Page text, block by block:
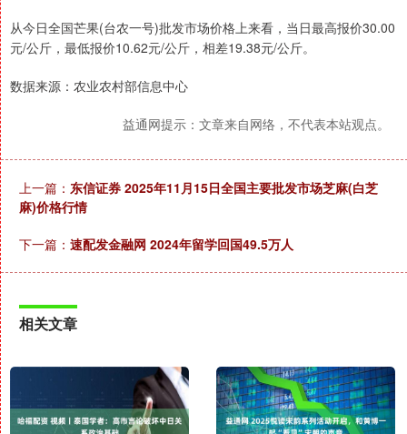
从今日全国芒果(台农一号)批发市场价格上来看，当日最高报价30.00
元/公斤，最低报价10.62元/公斤，相差19.38元/公斤。
数据来源：农业农村部信息中心
益通网提示：文章来自网络，不代表本站观点。
上一篇： 东信证券 2025年11月15日全国主要批发市场芝麻(白芝
麻)价格行情
下一篇： 速配发金融网 2024年留学回国49.5万人
相关文章